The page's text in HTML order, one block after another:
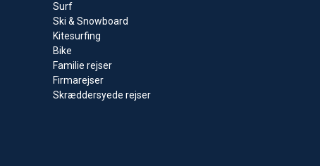
Surf
Ski & Snowboard
Kitesurfing
Bike
Familie rejser
Firmarejser
Skræddersyede rejser